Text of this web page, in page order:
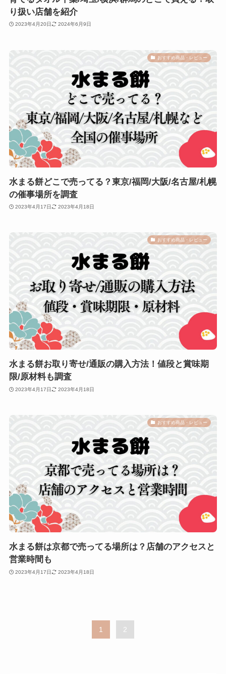
り扱い店舗を紹介
2023年4月20日 2024年6月9日
おすすめ商品・レビュー
水まる餅どこで売ってる？東京/福岡/大阪/名古屋/札幌
の催事場所を調査
2023年4月17日 2023年4月18日
おすすめ商品・レビュー
水まる餅お取り寄せ/通販の購入方法！値段と賞味期
限/原材料も調査
2023年4月17日 2023年4月18日
おすすめ商品・レビュー
水まる餅は京都で売ってる場所は？店舗のアクセスと
営業時間も
2023年4月17日 2023年4月18日
1 2